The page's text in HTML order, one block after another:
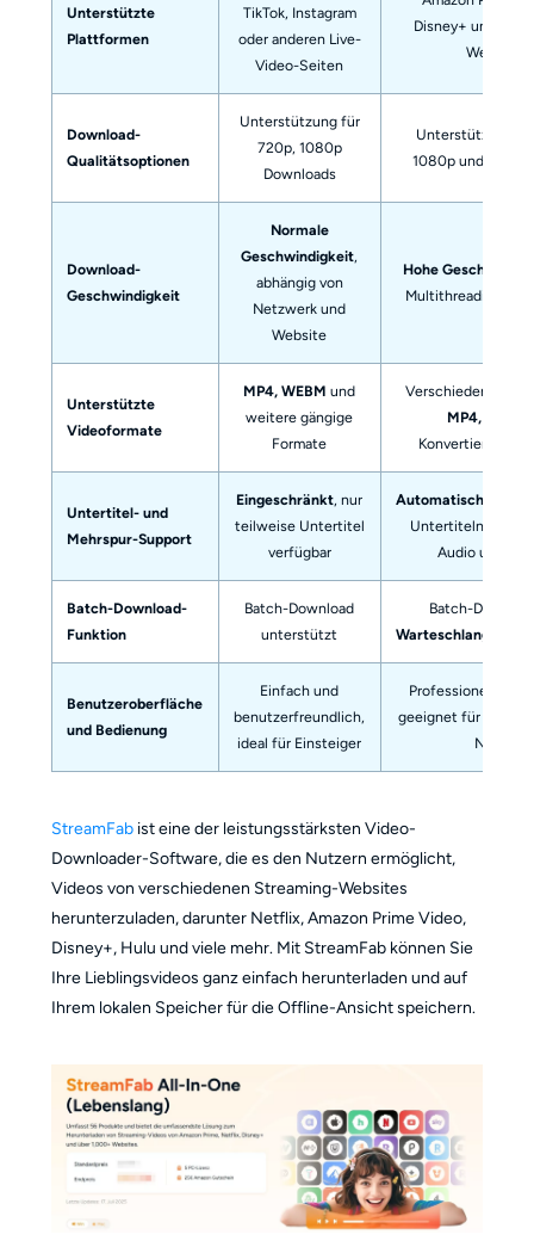
Unterstützte
Plattformen
TikTok, Instagram
oder anderen Live-
Video-Seiten
Disney+ und
Websites
Download-
Qualitätsoptionen
Unterstützung für
720p, 1080p
Downloads
Unterstützung
1080p und 4K
Download-
Geschwindigkeit
Normale
Geschwindigkeit,
abhängig von
Netzwerk und
Website
Hohe
Multithreading-
Unterstützte
Videoformate
MP4, WEBM und
weitere gängige
Formate
Verschiedene
MP4, MKV
Untertitel- und
Mehrspur-Support
Eingeschränkt, nur
teilweise Untertitel
verfügbar
Automatischer
Untertiteln und
Audio
Batch-Download-
Funktion
Batch-Download
unterstützt
Batch-
Benutzeroberfläche
und Bedienung
Einfach und
benutzerfreundlich,
ideal für Einsteiger
Professionelle
geeignet für
Nutzer
StreamFabist eine der leistungsstärksten Video-
Downloader-Software, die es den Nutzern ermöglicht,
Videos von verschiedenen Streaming-Websites
herunterzuladen, darunter Netflix, Amazon Prime Video,
Disney+, Hulu und viele mehr. Mit StreamFab können Sie
Ihre Lieblingsvideos ganz einfach herunterladen und auf
Ihrem lokalen Speicher für die Offline-Ansicht speichern.